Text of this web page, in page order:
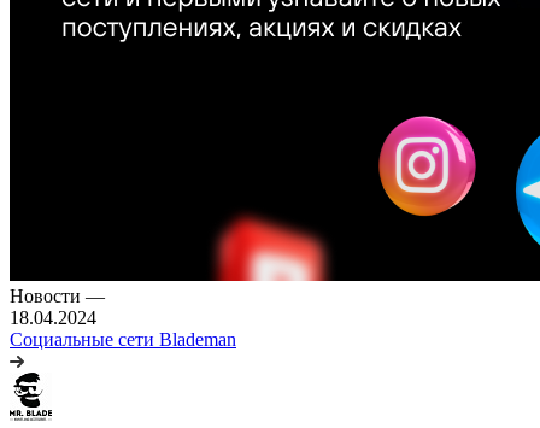
Новости —
18.04.2024
Социальные сети Blademan